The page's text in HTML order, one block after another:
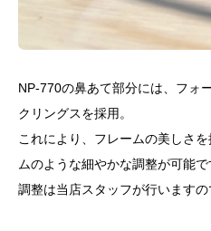
NP-770の鼻あて部分には、フォ
クリングスを採用。
これにより、フレームの美しさ
ムのような細やかな調整が可能で
調整は当店スタッフが行いますの